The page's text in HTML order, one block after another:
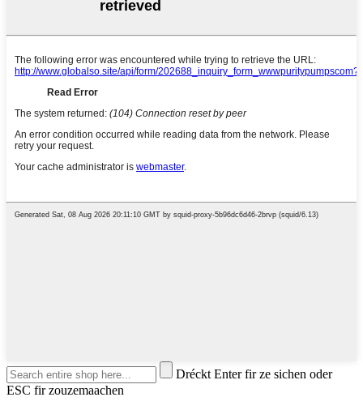
Dréckt Enter fir ze sichen oder
ESC fir zouzemaachen